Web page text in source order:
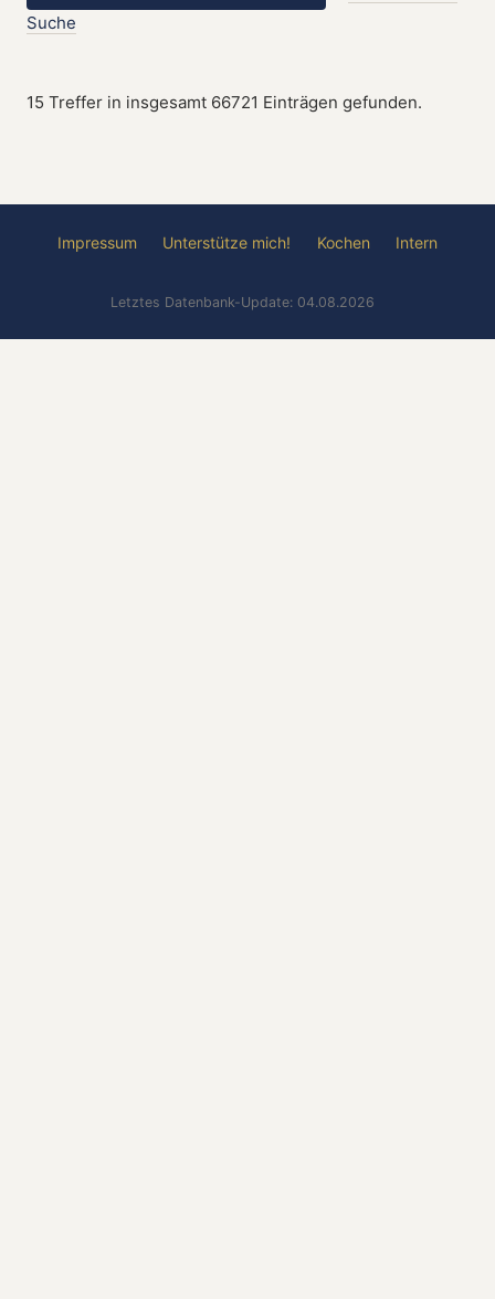
Suche
15 Treffer in insgesamt 66721 Einträgen gefunden.
Impressum Unterstütze mich! Kochen Intern
Letztes Datenbank-Update: 04.08.2026